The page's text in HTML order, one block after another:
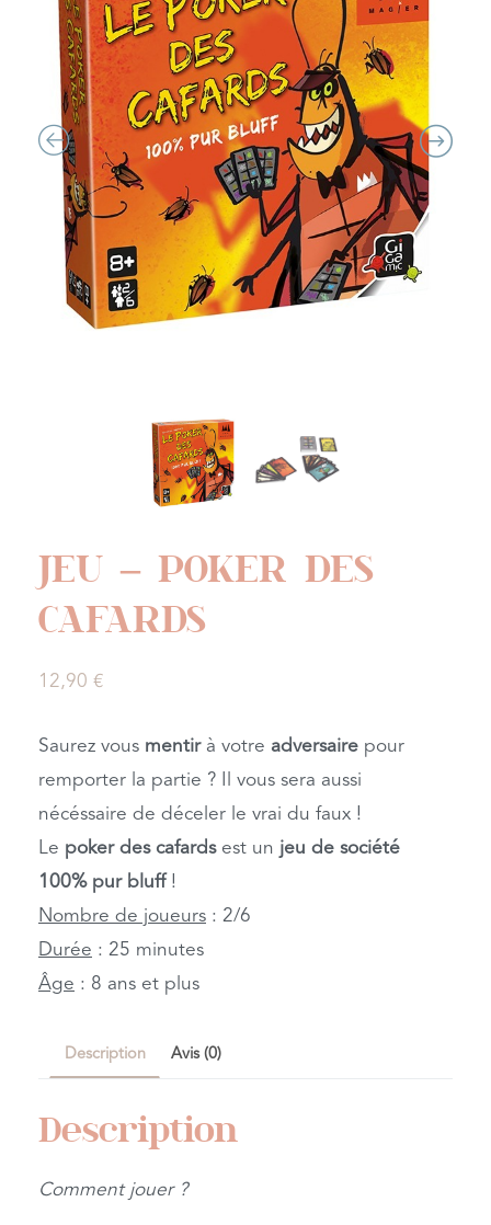
JEU – POKER DES
CAFARDS
12,90 €
Saurez vous mentirà votre adversaire pour
remporter la partie ? Il vous sera aussi
nécéssaire de déceler le vrai du faux !
Le poker des cafardsest un jeu de société
100% pur bluff!
Nombre de joueurs : 2/6
Durée : 25 minutes
Âge : 8 ans et plus
Description Avis (0)
Description
Comment jouer ?